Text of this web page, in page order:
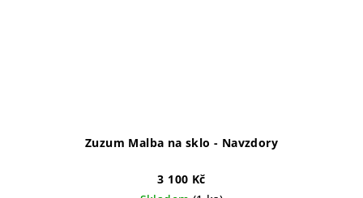
Zuzum Malba na sklo - Navzdory
3 100 Kč